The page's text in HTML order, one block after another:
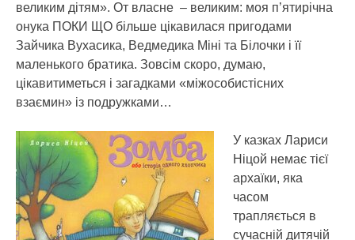
великим дітям». От власне – великим: моя п’ятирічна
онука ПОКИ ЩО більше цікавилася пригодами
Зайчика Вухасика, Ведмедика Міні та Білочки і її
маленького братика. Зовсім скоро, думаю,
цікавитиметься і загадками «міжособистісних
взаємин» із подружками…
У казках Лариси
Ніцой немає тієї
архаїки, яка
часом
трапляється в
сучасній дитячій